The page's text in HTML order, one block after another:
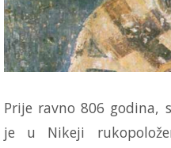
Prije ravno 806 godina,
je u Nikeji